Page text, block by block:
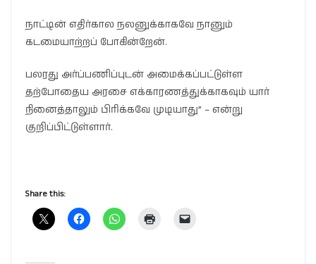
நாட்டின் எதிர்கால நலனுக்காகவே நானும்
கடமையாற்றப் போகின்றேன்.
பலரது அர்ப்பணிப்புடன் அமைக்கப்பட்டுள்ள
தற்போதைய அரசை எக்காரணத்துக்காகவும் யார்
நினைத்தாலும் பிரிக்கவே முடியாது” – என்று
குறிப்பிட்டுள்ளார்.
Share this: